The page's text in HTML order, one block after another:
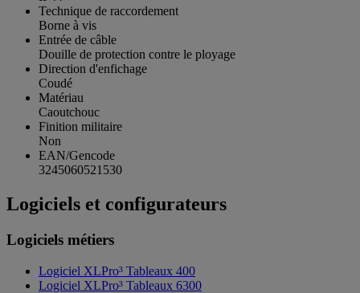
Technique de raccordement
Borne à vis
Entrée de câble
Douille de protection contre le ployage
Direction d'enfichage
Coudé
Matériau
Caoutchouc
Finition militaire
Non
EAN/Gencode
3245060521530
Logiciels et configurateurs
Logiciels métiers
Logiciel XLPro³ Tableaux 400
Logiciel XLPro³ Tableaux 6300